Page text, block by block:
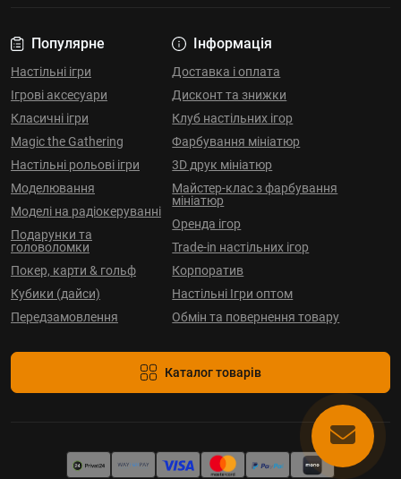
Популярне
Настільні ігри
Ігрові аксесуари
Класичні ігри
Magic the Gathering
Настільні рольові ігри
Моделювання
Моделі на радіокеруванні
Подарунки та
головоломки
Покер, карти & гольф
Кубики (дайси)
Передзамовлення
Інформація
Доставка і оплата
Дисконт та знижки
Клуб настільних ігор
Фарбування мініатюр
3D друк мініатюр
Майстер-клас з фарбування
мініатюр
Оренда ігор
Trade-in настільних ігор
Корпоратив
Настільні Ігри оптом
Обмін та повернення товару
Каталог товарів